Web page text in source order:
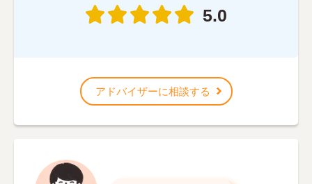
5.0
アドバイザーに相談する